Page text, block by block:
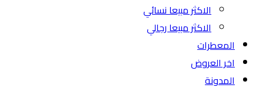
الاكثر مبيعا نسائي
الاكثر مبيعا رجالي
المعطرات
اخر العروض
المدونة